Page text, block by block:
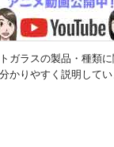
ガラスの製品・種類に
かりやすく説明してい